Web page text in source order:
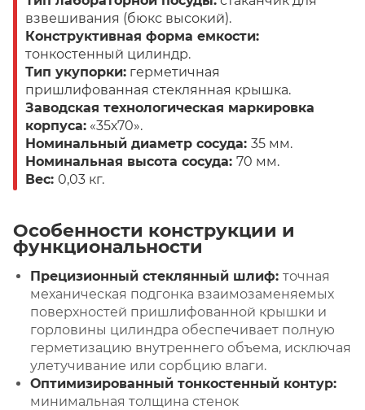
взвешивания (бюкс высокий).
Конструктивная форма емкости:
тонкостенный цилиндр.
Тип укупорки: герметичная
пришлифованная стеклянная крышка.
Заводская технологическая маркировка
корпуса: «35х70».
Номинальный диаметр сосуда: 35 мм.
Номинальная высота сосуда: 70 мм.
Вес: 0,03 кг.
Особенности конструкции и
функциональности
Прецизионный стеклянный шлиф: точная
механическая подгонка взаимозаменяемых
поверхностей пришлифованной крышки и
горловины цилиндра обеспечивает полную
герметизацию внутреннего объема, исключая
улетучивание или сорбцию влаги.
Оптимизированный тонкостенный контур:
минимальная толщина стенок